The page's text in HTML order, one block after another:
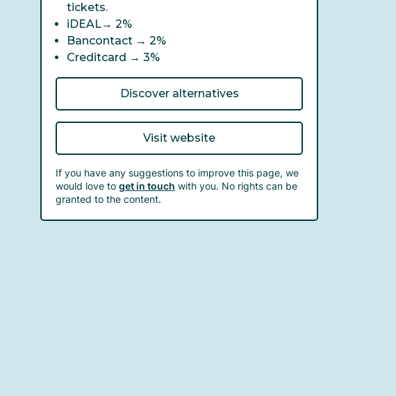
tickets.
iDEAL→ 2%
Bancontact → 2%
Creditcard → 3%
Discover alternatives
Visit website
If you have any suggestions to improve this page, we
would love to get in touch with you. No rights can be
granted to the content.